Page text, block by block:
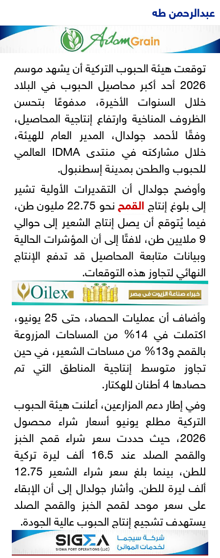
عبدالرحمن طه
توقعت هيئة الحبوب التركية أن يشهد موسم
2026 أحد أكبر محاصيل الحبوب في البلاد
خلال السنوات الأخيرة، مدفوعًا بتحسن
الظروف المناخية وارتفاع إنتاجية المحاصيل،
وفقًا لأحمد جولدال، المدير العام للهيئة،
خلال مشاركته في منتدى IDMA العالمي
للحبوب والطحن بمدينة إسطنبول.
وأوضح جولدال أن التقديرات الأولية تشير
إلى بلوغ إنتاج القمح
نحو 22.75 مليون طن،
فيما يُتوقع أن يصل إنتاج الشعير إلى حوالي
9 ملايين طن، لافتًا إلى أن المؤشرات الحالية
وبيانات متابعة المحاصيل قد تدفع الإنتاج
النهائي لتجاوز هذه التوقعات.
وأضاف أن عمليات الحصاد، حتى 25 يونيو،
اكتملت في 14% من المساحات المزروعة
بالقمح و13% من مساحات الشعير، في حين
تجاوز متوسط إنتاجية المناطق التي تم
حصادها 4 أطنان للهكتار.
وفي إطار دعم المزارعين، أعلنت هيئة الحبوب
التركية مطلع يونيو أسعار شراء محصول
2026، حيث حددت سعر شراء قمح الخبز
والقمح الصلد عند 16.5 ألف ليرة تركية
للطن، بينما بلغ سعر شراء الشعير 12.75
ألف ليرة للطن. وأشار جولدال إلى أن الإبقاء
على سعر موحد لقمح الخبز والقمح الصلد
يستهدف تشجيع إنتاج الحبوب عالية الجودة.